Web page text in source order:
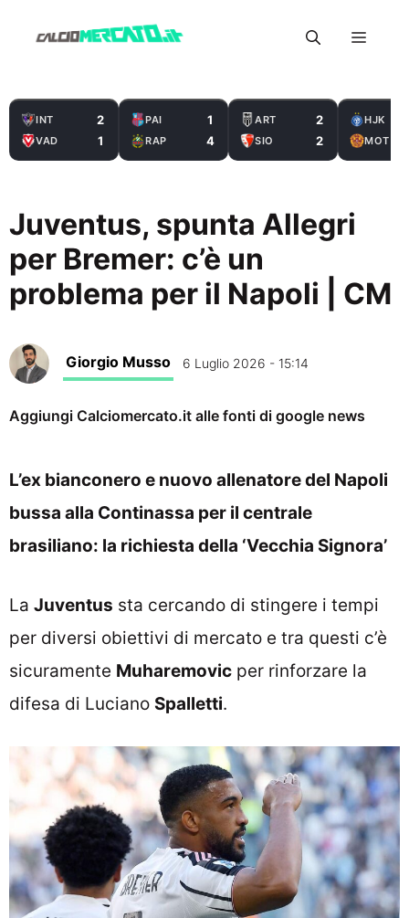
Menu
INT 2
VAD 1
PAI 1
RAP 4
ART 2
SIO 2
HJK
MOT
Juventus, spunta Allegri
per Bremer: c’è un
problema per il Napoli | CM
Giorgio Musso 6 Luglio 2026 - 15:14
Aggiungi Calciomercato.it alle fonti di google news
L’ex bianconero e nuovo allenatore del Napoli
bussa alla Continassa per il centrale
brasiliano: la richiesta della ‘Vecchia Signora’
La Juventus sta cercando di stingere i tempi
per diversi obiettivi di mercato e tra questi c’è
sicuramente Muharemovic per rinforzare la
difesa di Luciano Spalletti.